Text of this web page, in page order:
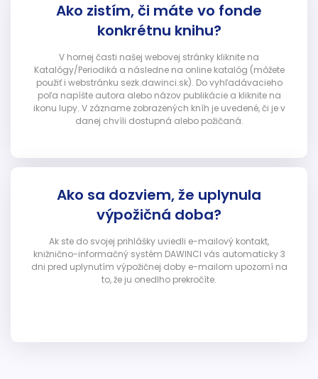
Ako zistím, či máte vo fonde
konkrétnu knihu?
V hornej časti našej webovej stránky kliknite na
Katalógy/Periodiká a následne na online katalóg (môžete
použiť i webstránku sezk.dawinci.sk). Do vyhľadávacieho
poľa napíšte autora alebo názov publikácie a kliknite na
ikonu lupy. V zázname zobrazených kníh je uvedené, či je v
danej chvíli dostupná alebo požičaná.
Ako sa dozviem, že uplynula
výpožičná doba?
Ak ste do svojej prihlášky uviedli e-mailový kontakt,
knižnično-informačný systém DAWINCI vás automaticky 3
dni pred uplynutím výpožičnej doby e-mailom upozorní na
to, že ju onedlho prekročíte.